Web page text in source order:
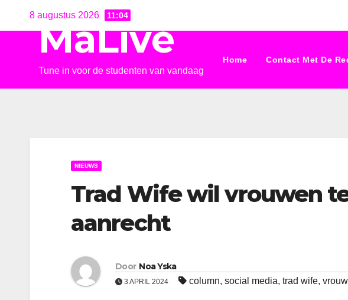
8 augustus 2026 11:04
MaLive
Tune in voor de studenten van vandaag
Home Contact Met De
NIEUWS
Trad Wife wil vrouwen
aanrecht
Door Noa Yska
3 APRIL 2024 column, social media, trad wife,